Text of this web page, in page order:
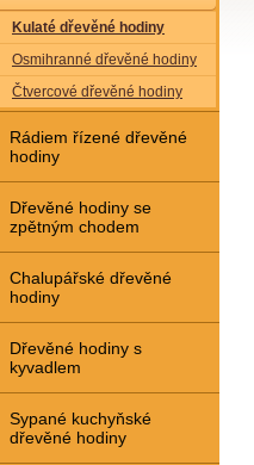
Kulaté dřevěné hodiny
Osmihranné dřevěné hodiny
Čtvercové dřevěné hodiny
Rádiem řízené dřevěné
hodiny
Dřevěné hodiny se
zpětným chodem
Chalupářské dřevěné
hodiny
Dřevěné hodiny s
kyvadlem
Sypané kuchyňské
dřevěné hodiny